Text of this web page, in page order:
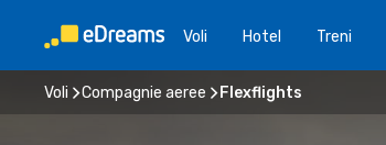
Voli Hotel Treni
Voli Compagnie aeree Flexflights